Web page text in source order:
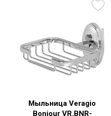
Мыльница Veragio
Bonjour VR.BNR-